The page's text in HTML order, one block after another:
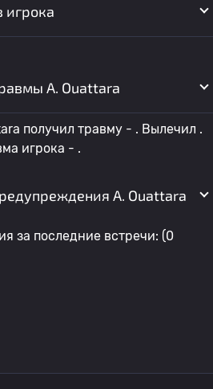
игрока
A. Ouattara
получил травму - . Вылечил .
игрока - .
A. Ouattara
за последние встречи: (0